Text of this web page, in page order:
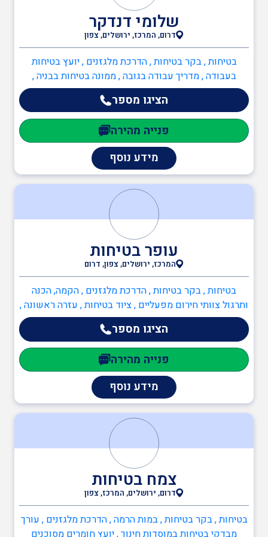
שלומי דנדקר
דרום, המרכז, ירושלים, צפון
בטיחות , בקר בטיחות , הדרכת מלגזנים , יועץ בטיחות
בעבודה , מדריך עבודה בגובה , ממונה בטיחות בבניה ,
ממונה בטיחות בעבודה , מהנדסים והנדסאים , הנדסאי
מכונות , מהנדסי חשמל , מהנדסים והנדסאים
הציגו מספר
פנייה מהירה
מידע נוסף
עופר בטיחות
המרכז, ירושלים, צפון, דרום
בטיחות , בקר בטיחות , הדרכת מלגזנים , הקמה, הכנה
ותרגול צוותי חירום מפעליים , ציוד בטיחות , עזרה ראשונה ,
מדריך עבודה בגובה , מהנדס בטיחות , ממונה בטיחות בבניה
, ממונה בטיחות בעבודה , ממונה בטיחות קרינה , ממונה
בטיחות אש , ממונה בטיחות לייזר , כיבוי אש , כתיבה/עדכון
תיק שטח , כתיבה/עדכון תיק מפעל , הקמה, הכנה ותרגול
צוותי חירום מפעליים , תכנון מערכי בטיחות אש , יועץ
בטיחות אש , ממונה בטיחות אש , ענף הבנייה , ממונה
בטיחות בבניה
הציגו מספר
פנייה מהירה
מידע נוסף
צמח בטיחות
דרום, ירושלים, המרכז, צפון
בטיחות , בקר בטיחות , במות הרמה , הדרכת מלגזנים , עורך
מבדקי בטיחות במוסדות חינוך , יועץ חומרים מסוכנים